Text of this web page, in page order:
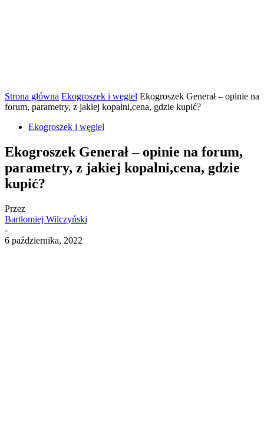
Strona główna Ekogroszek i węgiel Ekogroszek Generał – opinie na
forum, parametry, z jakiej kopalni,cena, gdzie kupić?
Ekogroszek i węgiel
Ekogroszek Generał – opinie na forum,
parametry, z jakiej kopalni,cena, gdzie
kupić?
Przez
Bartłomiej Wilczyński
-
6 października, 2022